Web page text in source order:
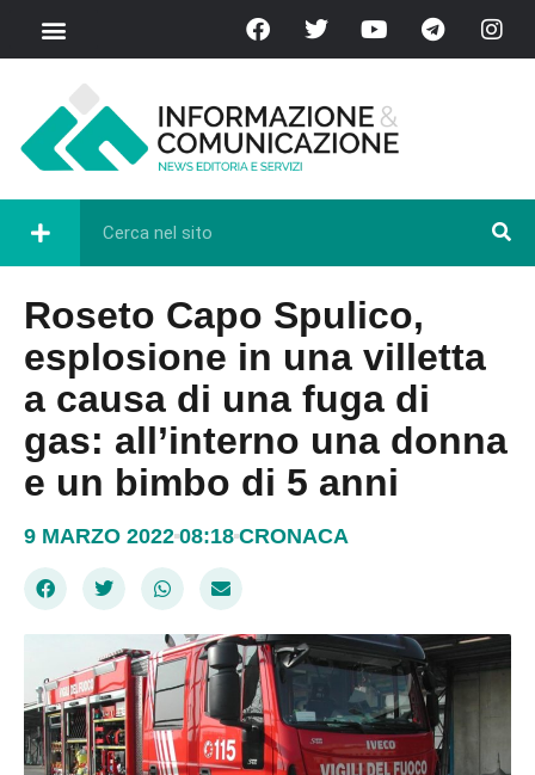
Roseto Capo Spulico,
esplosione in una villetta
a causa di una fuga di
gas: all’interno una donna
e un bimbo di 5 anni
9 MARZO 2022 08:18 CRONACA